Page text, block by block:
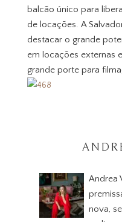
balcão único para
de locações. A
destacar o grande
em locações externas
grande porte para
Andrea
nova,